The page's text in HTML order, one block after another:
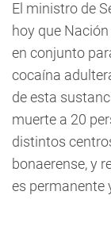
El ministro de
hoy que
en conjunto
cocaína
de esta
muerte a 20
distintos
bonaerense, y
es permanente